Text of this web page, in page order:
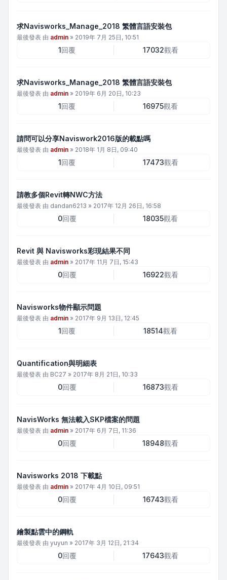
求Navisworks_Manage_2018 繁體言語安裝包
最後發表 由 admin » 2019年 7月 25日, 10:51
1回覆 17032觀看
求Navisworks_Manage_2018 繁體言語安裝包
最後發表 由 admin » 2019年 6月 20日, 10:23
1回覆 16975觀看
請問可以分享Naviswork2016版的載點嗎
最後發表 由 admin » 2018年 1月 8日, 09:40
1回覆 17473觀看
請教多個Revit轉NWC方法
最後發表 由 dandan6213 » 2017年 12月 26日, 16:58
0回覆 18035觀看
Revit 與 Navisworks彩現結果不同
最後發表 由 admin » 2017年 11月 7日, 15:43
0回覆 16922觀看
Navisworks物件顯示問題
最後發表 由 admin » 2017年 9月 13日, 12:45
1回覆 18514觀看
Quantification與明細表
最後發表 由 BC27 » 2017年 8月 21日, 10:33
0回覆 16873觀看
NavisWorks 無法載入SKP檔案的問題
最後發表 由 admin » 2017年 6月 7日, 11:36
0回覆 18948觀看
Navisworks 2018 下載點
最後發表 由 admin » 2017年 4月 10日, 09:51
0回覆 16743觀看
繪製點雲中的鋼軌
最後發表 由 yuyun » 2017年 3月 12日, 21:34
0回覆 17643觀看